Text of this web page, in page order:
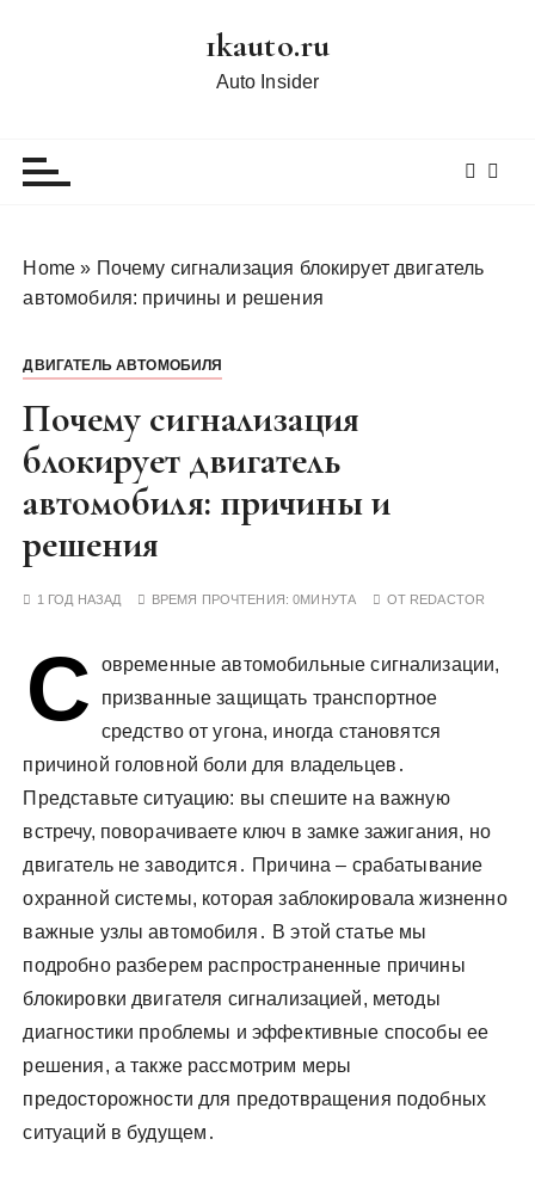
1kauto.ru
Auto Insider
Home » Почему сигнализация блокирует двигатель
автомобиля: причины и решения
ДВИГАТЕЛЬ АВТОМОБИЛЯ
Почему сигнализация
блокирует двигатель
автомобиля: причины и
решения
1 ГОД НАЗАД ВРЕМЯ ПРОЧТЕНИЯ:0МИНУТА ОТ REDACTOR
С
овременные автомобильные сигнализации,
призванные защищать транспортное
средство от угона, иногда становятся
причиной головной боли для владельцев․
Представьте ситуацию: вы спешите на важную
встречу, поворачиваете ключ в замке зажигания, но
двигатель не заводится․ Причина – срабатывание
охранной системы, которая заблокировала жизненно
важные узлы автомобиля․ В этой статье мы
подробно разберем распространенные причины
блокировки двигателя сигнализацией, методы
диагностики проблемы и эффективные способы ее
решения, а также рассмотрим меры
предосторожности для предотвращения подобных
ситуаций в будущем․